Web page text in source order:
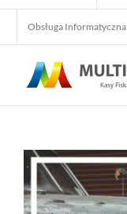
Obsługa Informatyczna
Pokaż
większy
obrazek